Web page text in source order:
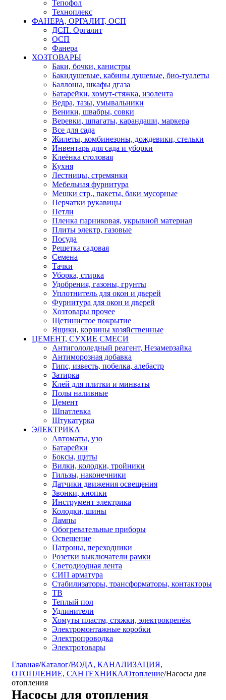
Тепофол
Техноплекс
ФАНЕРА, ОРГАЛИТ, ОСП
ДСП. Оргалит
ОСП
Фанера
ХОЗТОВАРЫ
Баки, бочки, канистры
Бакидушевые, кабины душевые, био-туалеты
Баллоны, шкафы дгаза
Батарейки, хомут-стяжка, изолента
Ведра, тазы, умывальники
Веники, швабры, совки
Веревки, шпагаты, карандаши, маркера
Все для сада
Жилеты, комбинезоны, дождевики, стельки
Инвентарь для сада и уборки
Клеёнка столовая
Кухня
Лестницы, стремянки
Мебельная фурнитура
Мешки стр., пакеты, баки мусорные
Перчатки рукавицы
Петли
Пленка парниковая, укрывной материал
Плиты электр, газовые
Посуда
Решетка садовая
Семена
Тачки
Уборка, стирка
Удобрения, газоны, грунты
Уплотнитель для окон и дверей
Фурнитура для окон и дверей
Хозтовары прочее
Щетинистое покрытие
Ящики, корзины хозяйственные
ЦЕМЕНТ, СУХИЕ СМЕСИ
Антигололедный реагент, Незамерзайка
Антиморозная добавка
Гипс, известь, побелка, алебастр
Затирка
Клей для плитки и минваты
Полы наливные
Цемент
Шпатлевка
Штукатурка
ЭЛЕКТРИКА
Автоматы, узо
Батарейки
Боксы, щиты
Вилки, колодки, тройники
Гильзы, наконечники
Датчики движения освещения
Звонки, кнопки
Инструмент электрика
Колодки, шины
Лампы
Обогревательные приборы
Освещение
Патроны, переходники
Розетки выключатели рамки
Светодиодная лента
СИП арматура
Стабилизаторы, трансформаторы, контакторы
ТВ
Теплый пол
Удлинители
Хомуты пластм, стяжки, электрокрепёж
Электромонтажные коробки
Электропроводка
Электротовары
Главная/Каталог/ВОДА, КАНАЛИЗАЦИЯ,
ОТОПЛЕНИЕ, САНТЕХНИКА/Отопление/Насосы для
отопления
Насосы для отопления